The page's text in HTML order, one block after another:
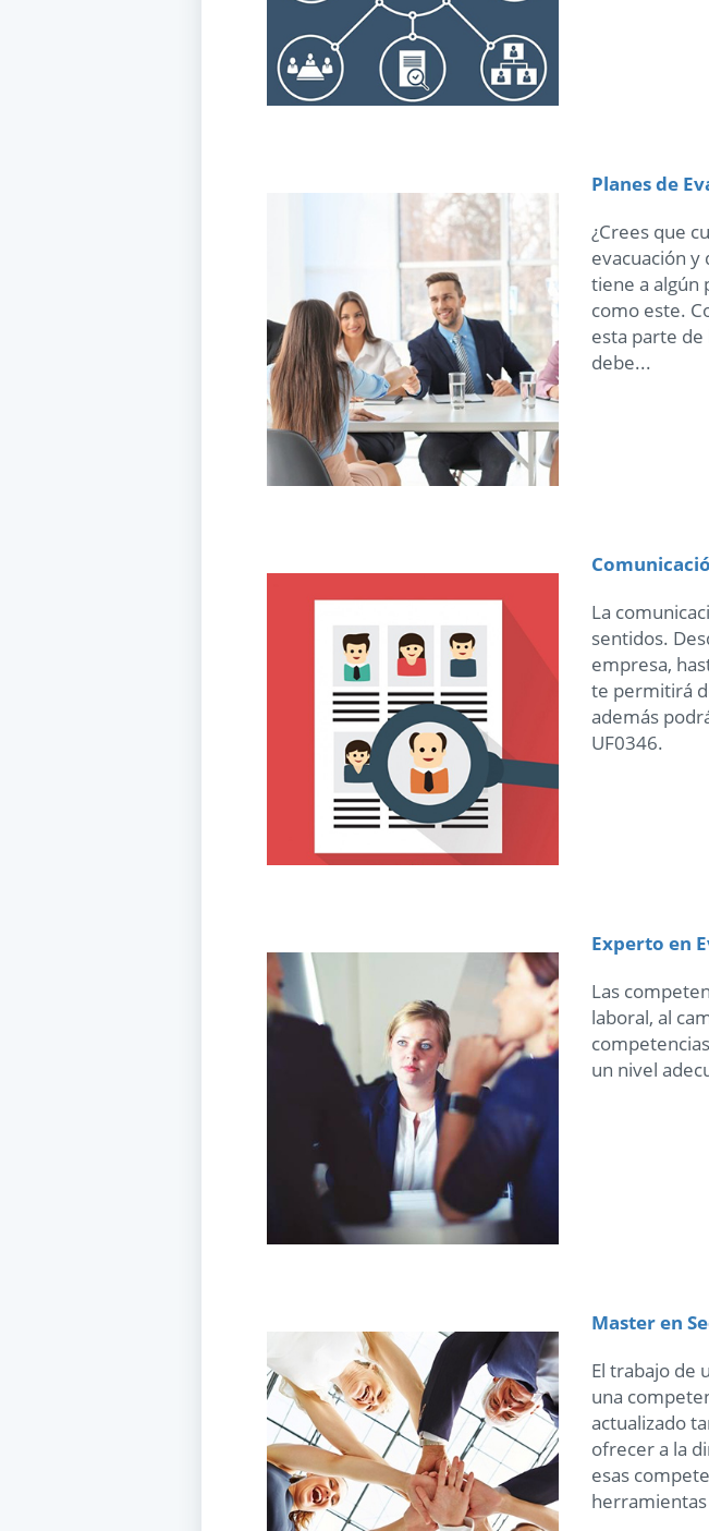
Planes de
¿Crees que
evacuación y
tiene a algún
como este.
esta parte
debe...
La
sentidos.
empresa,
te permitirá
además
UF0346.
Experto en
Las
laboral, al
un nivel
Master en
El trabajo de
una
actualizado
ofrecer a la
esas